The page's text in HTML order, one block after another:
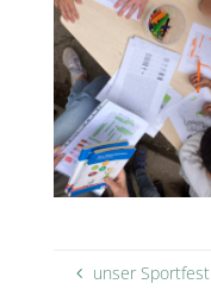
unser Sportfest